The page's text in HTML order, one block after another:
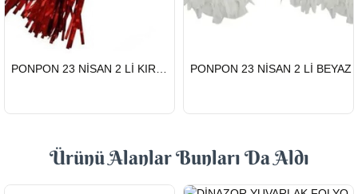
GÖNDERİ
GÖNDERİ
PONPON 23 NİSAN 2 Lİ BEYAZ
Ürünü Alanlar Bunları Da Aldı